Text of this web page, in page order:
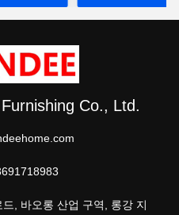
Co., Ltd.
, 바오롱 산업 구역, 롱강 지